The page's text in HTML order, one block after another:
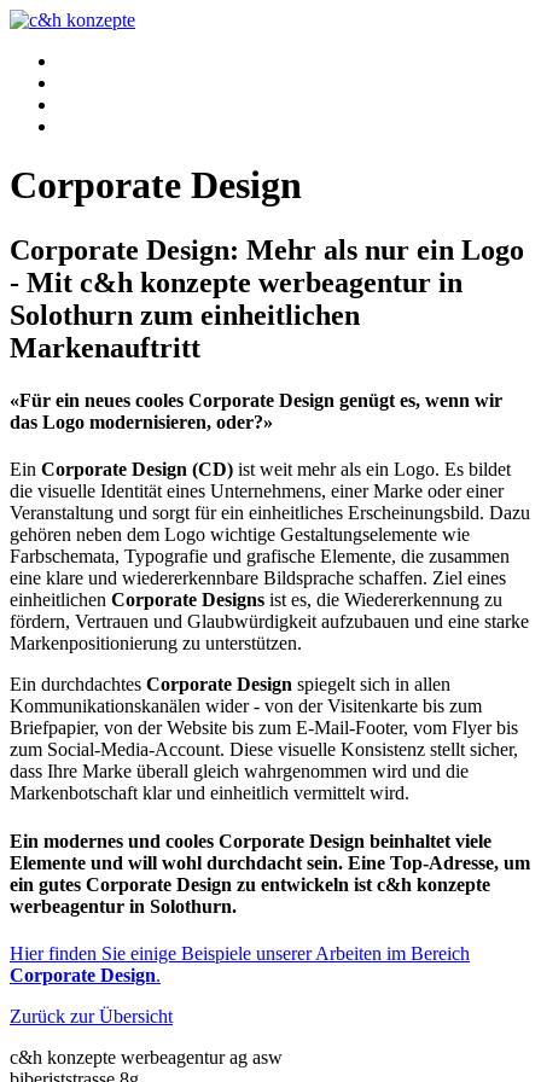
Corporate Design
Corporate Design: Mehr als nur ein Logo
- Mit c&h konzepte werbeagentur in
Solothurn zum einheitlichen
Markenauftritt
«Für ein neues cooles Corporate Design genügt es, wenn wir
das Logo modernisieren, oder?»
Ein Corporate Design (CD) ist weit mehr als ein Logo. Es bildet
die visuelle Identität eines Unternehmens, einer Marke oder einer
Veranstaltung und sorgt für ein einheitliches Erscheinungsbild. Dazu
gehören neben dem Logo wichtige Gestaltungselemente wie
Farbschemata, Typografie und grafische Elemente, die zusammen
eine klare und wiedererkennbare Bildsprache schaffen. Ziel eines
einheitlichen Corporate Designs ist es, die Wiedererkennung zu
fördern, Vertrauen und Glaubwürdigkeit aufzubauen und eine starke
Markenpositionierung zu unterstützen.
Ein durchdachtes Corporate Design spiegelt sich in allen
Kommunikationskanälen wider - von der Visitenkarte bis zum
Briefpapier, von der Website bis zum E-Mail-Footer, vom Flyer bis
zum Social-Media-Account. Diese visuelle Konsistenz stellt sicher,
dass Ihre Marke überall gleich wahrgenommen wird und die
Markenbotschaft klar und einheitlich vermittelt wird.
Ein modernes und cooles Corporate Design beinhaltet viele
Elemente und will wohl durchdacht sein. Eine Top-Adresse, um
ein gutes Corporate Design zu entwickeln ist c&h konzepte
werbeagentur in Solothurn.
Hier finden Sie einige Beispiele unserer Arbeiten im Bereich
Corporate Design.
Zurück zur Übersicht
c&h konzepte werbeagentur ag asw